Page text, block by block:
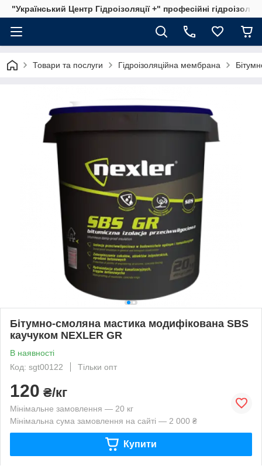
"Український Центр Гідроізоляції +" професійні
Товари та послуги Гідроізоляційна мембрана
Бітумно-смоляна мастика модифікована SBS
каучуком NEXLER GR
В наявності
Код: sgt00122
Тільки опт
120 ₴/кг
Мінімальне замовлення — 20 кг
Мінімальна сума замовлення на сайті — 2 000 ₴
Купити